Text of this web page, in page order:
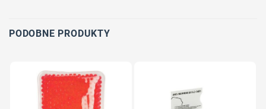
PODOBNE PRODUKTY